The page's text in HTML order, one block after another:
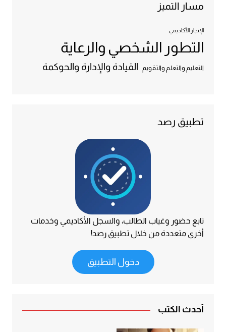
مسار التميز
الإنجاز الأكاديمي
التطور الشخصي والرعاية
التعليم والتعلم والتقويم القيادة والإدارة والحوكمة
تطبيق رصد
تابع حضور وغياب الطالب، والسجل الأكاديمي وخدمات
أخرى متعددة من خلال تطبيق رصد!
دخول التطبيق
أحدث الكتب